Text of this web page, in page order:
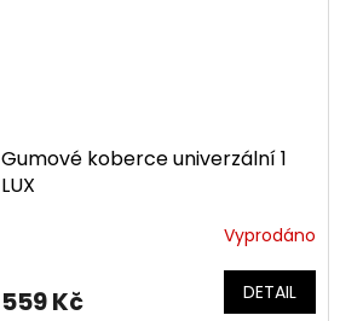
Gumové koberce univerzální 1
LUX
Vyprodáno
559 Kč DETAIL